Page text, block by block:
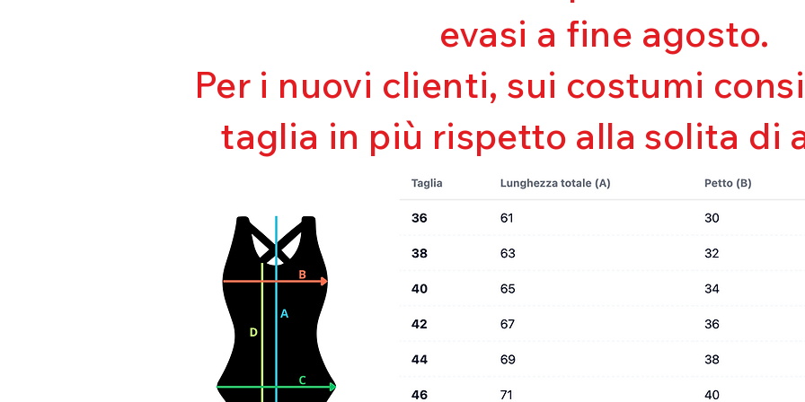
Perfetta vestibilità
Asciugatura rapida
evasi a fine agosto.
Per i nuovi clienti, sui costumi
taglia in più rispetto alla solita di